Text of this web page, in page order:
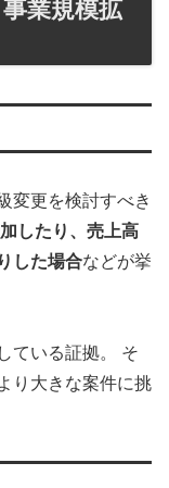
業規模拡
変更を検討すべき
したり、売上高
した場合などが挙
ている証拠。 そ
り大きな案件に挑